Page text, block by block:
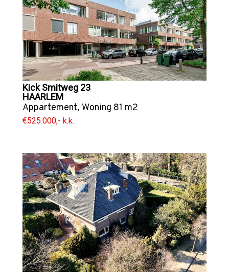
Kick Smitweg 23
HAARLEM
Appartement, Woning 81 m2
€525.000,- k.k.